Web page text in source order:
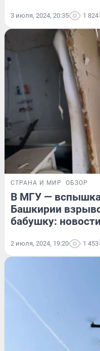
3 июля, 2024, 20:35 1 824
СТРАНА И МИР ОБЗОР
В МГУ — вспышка
Башкирии
бабушку:
2 июля, 2024, 19:20 1 453